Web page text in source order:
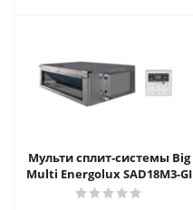
Мульти сплит-системы Big
Multi Energolux SAD18M3-GI